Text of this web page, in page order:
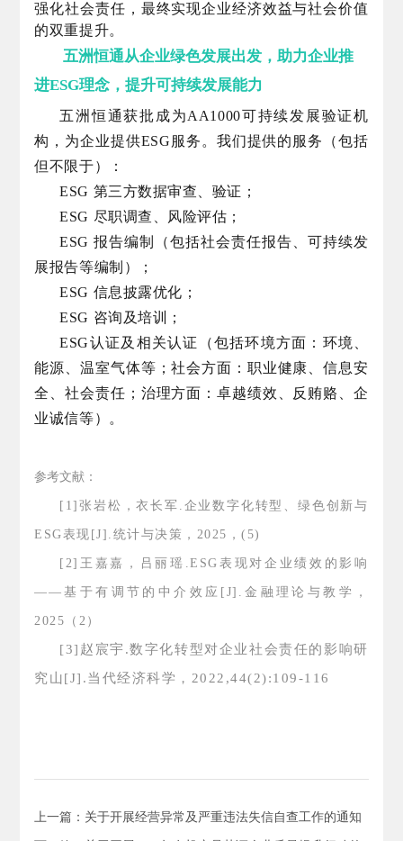
强化社会责任，最终实现企业经济效益与社会价值
的双重提升。
五洲恒通从企业绿色发展出发，助力企业推
进ESG理念，提升可持续发展能力
五洲恒通获批成为AA1000可持续发展验证机
构，为企业提供ESG服务。我们提供的服务（包括
但不限于）：
ESG 第三方数据审查、验证；
ESG 尽职调查、风险评估；
ESG 报告编制（包括社会责任报告、可持续发
展报告等编制）；
ESG 信息披露优化；
ESG 咨询及培训；
ESG认证及相关认证（包括环境方面：环境、
能源、温室气体等；社会方面：职业健康、信息安
全、社会责任；治理方面：卓越绩效、反贿赂、企
业诚信等）。
参考文献：
[1]张岩松，衣长军.企业数字化转型、绿色创新与
ESG表现[J].统计与决策，2025，(5)
[2]王嘉嘉，吕丽瑶.ESG表现对企业绩效的影响
——基于有调节的中介效应[J].金融理论与教学，
2025（2）
[3]赵宸宇.数字化转型对企业社会责任的影响研
究山 [J].当代经济科学，2022,44(2):109-116
上一篇：关于开展经营异常及严重违法失信自查工作的通知